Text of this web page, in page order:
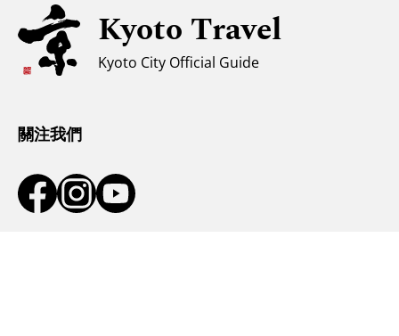
無障礙旅遊
穆斯林友善環境
氣候和服裝
Kyoto Travel
Kyoto City Official Guide
關注我們